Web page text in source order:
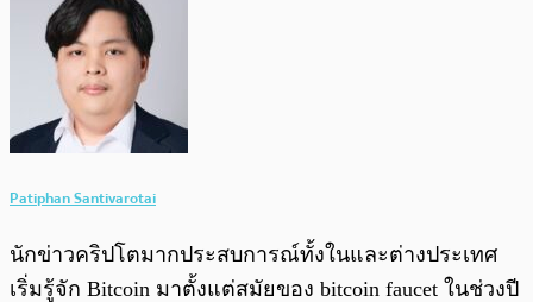
Patiphan Santivarotai
นักข่าวคริปโตมากประสบการณ์ทั้งในและต่างประเทศ
เริ่มรู้จัก Bitcoin มาตั้งแต่สมัยของ bitcoin faucet ในช่วงปี